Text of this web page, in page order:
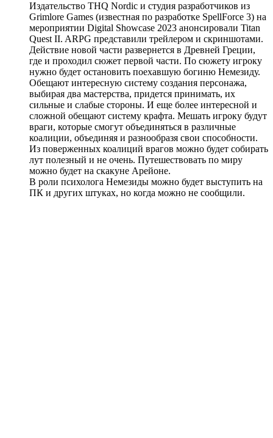
Издательство THQ Nordic и студия разработчиков из
Grimlore Games (известная по разработке SpellForce 3) на
мероприятии Digital Showcase 2023 анонсировали Titan
Quest II. ARPG представили трейлером и скриншотами.
Действие новой части развернется в Древней Греции,
где и проходил сюжет первой части. По сюжету игроку
нужно будет остановить поехавшую богиню Немезиду.
Обещают интересную систему создания персонажа,
выбирая два мастерства, придется принимать, их
сильные и слабые стороны. И еще более интересной и
сложной обещают систему крафта. Мешать игроку будут
враги, которые смогут объединяться в различные
коалиции, объединяя и разнообразя свои способности.
Из поверженных коалиций врагов можно будет собирать
лут полезный и не очень. Путешествовать по миру
можно будет на скакуне Арейоне.
В роли психолога Немезиды можно будет выступить на
ПК и других штуках, но когда можно не сообщили.